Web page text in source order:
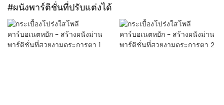
#ผนังพาร์ติชั่นที่ปรับแต่งได้